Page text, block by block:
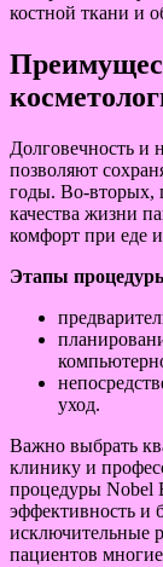
костной ткани и
Долговечность и
позволяют
годы. Во-вторых,
качества жизни
комфорт при еде
Этапы
уход.
Важно выбрать
клинику и
процедуры Nobel
эффективность и
исключительные
пациентов